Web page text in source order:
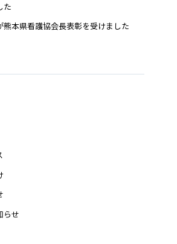
た
熊本県看護協会長表彰を受けました
らせ